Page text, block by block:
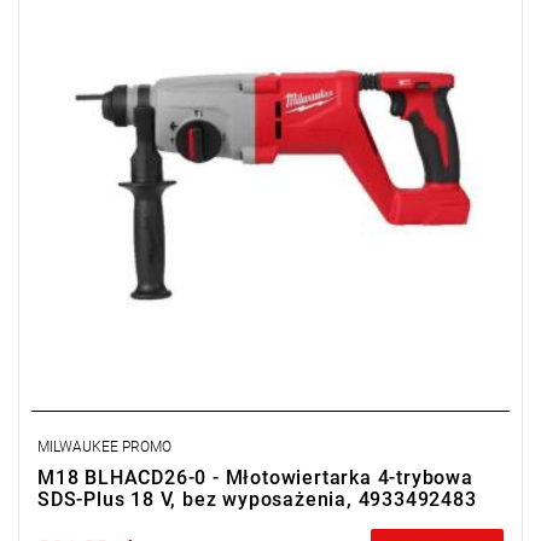
MILWAUKEE PROMO
M18 BLHACD26-0 - Młotowiertarka 4-trybowa
SDS-Plus 18 V, bez wyposażenia, 4933492483